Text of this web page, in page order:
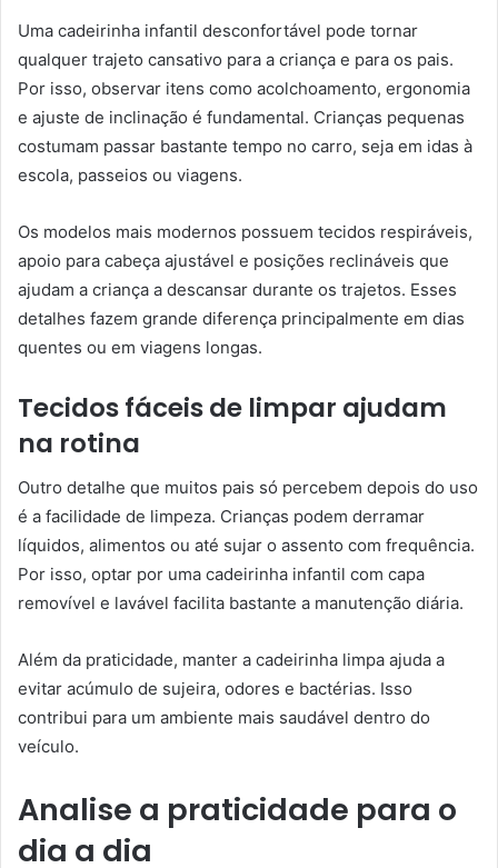
Uma cadeirinha infantil desconfortável pode tornar
qualquer trajeto cansativo para a criança e para os pais.
Por isso, observar itens como acolchoamento, ergonomia
e ajuste de inclinação é fundamental. Crianças pequenas
costumam passar bastante tempo no carro, seja em idas à
escola, passeios ou viagens.
Os modelos mais modernos possuem tecidos respiráveis,
apoio para cabeça ajustável e posições reclináveis que
ajudam a criança a descansar durante os trajetos. Esses
detalhes fazem grande diferença principalmente em dias
quentes ou em viagens longas.
Tecidos fáceis de limpar ajudam
na rotina
Outro detalhe que muitos pais só percebem depois do uso
é a facilidade de limpeza. Crianças podem derramar
líquidos, alimentos ou até sujar o assento com frequência.
Por isso, optar por uma cadeirinha infantil com capa
removível e lavável facilita bastante a manutenção diária.
Além da praticidade, manter a cadeirinha limpa ajuda a
evitar acúmulo de sujeira, odores e bactérias. Isso
contribui para um ambiente mais saudável dentro do
veículo.
Analise a praticidade para o
dia a dia